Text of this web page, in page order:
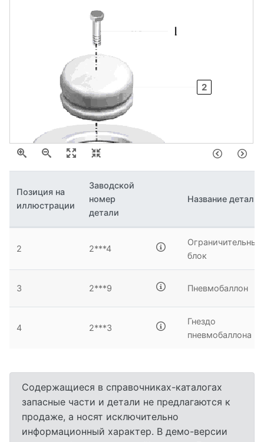
2
3
Позиция на
иллюстрации
Заводской
номер
детали
Название детали
2 2***4
Ограничительный
блок
3 2***9 Пневмобаллон
4 2***3
Гнездо
пневмобаллона
Содержащиеся в справочниках-каталогах
запасные части и детали не предлагаются к
продаже, а носят исключительно
информационный характер. В демо-версии